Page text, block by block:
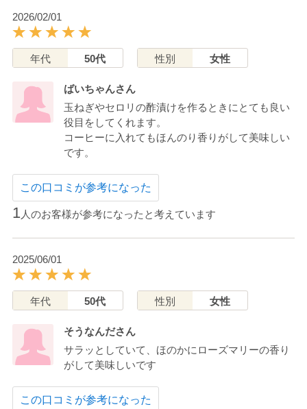
2026/02/01
年代 50代 性別 女性
ばいちゃんさん
玉ねぎやセロリの酢漬けを作るときにとても良い
役目をしてくれます。
コーヒーに入れてもほんのり香りがして美味しい
です。
この口コミが参考になった
1 人のお客様が参考になったと考えています
2025/06/01
年代 50代 性別 女性
そうなんださん
サラッとしていて、ほのかにローズマリーの香り
がして美味しいです
この口コミが参考になった